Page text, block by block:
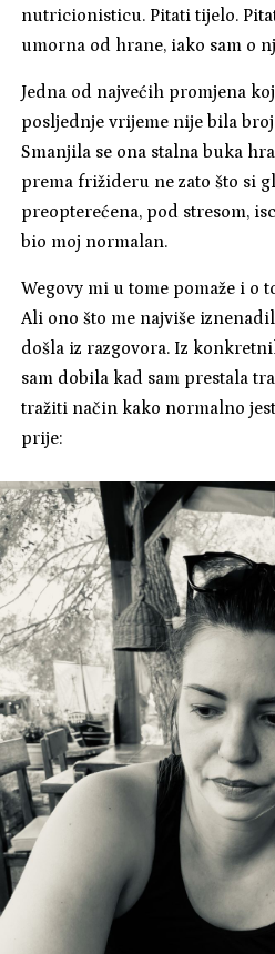
nutricionisticu. Pitati tijelo.
umorna od hrane, iako sam o
Jedna od najvećih promjena
posljednje vrijeme nije bila
Smanjila se ona stalna buka
prema frižideru ne zato što si
preopterećena, pod stresom,
bio moj normalan.
Wegovy mi u tome pomaže i o
Ali ono što me najviše
došla iz razgovora. Iz
sam dobila kad sam prestala
tražiti način kako normalno
prije: